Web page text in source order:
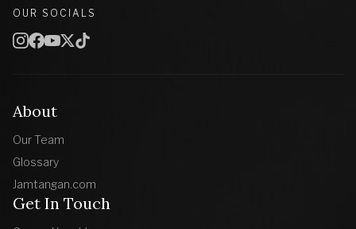
About
Our Team
Glossary
Jamtangan.com
Get In Touch
OUR SOCIALS